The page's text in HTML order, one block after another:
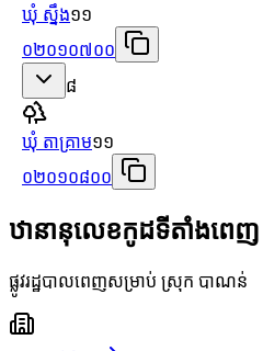
ឃុំ ស្នឹង១១
០២០១០៧០០
៨
ឃុំ តាគ្រាម១១
០២០១០៨០០
ឋានានុលេខកូដទីតាំងពេញ
ផ្លូវរដ្ឋបាលពេញសម្រាប់ ស្រុក បាណន់